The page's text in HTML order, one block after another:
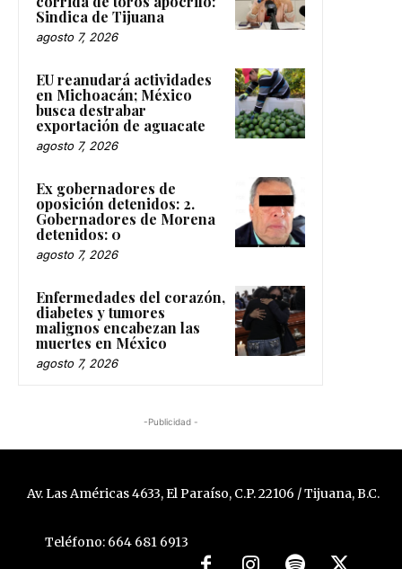
Sindica de Tijuana
agosto 7, 2026
EU reanudará actividades
en Michoacán; México
busca destrabar
exportación de aguacate
agosto 7, 2026
Ex gobernadores de
oposición detenidos: 2.
Gobernadores de Morena
detenidos: 0
agosto 7, 2026
Enfermedades del corazón,
diabetes y tumores
malignos encabezan las
muertes en México
agosto 7, 2026
-Publicidad -
Av. Las Américas 4633, El Paraíso, C.P. 22106 / Tijuana, B.C.
Teléfono: 664 681 6913